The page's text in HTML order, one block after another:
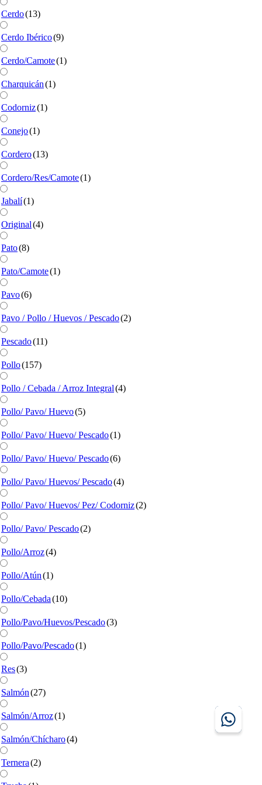
Cerdo(13)
Cerdo Ibérico(9)
Cerdo/Camote(1)
Charquicán(1)
Codorniz(1)
Conejo(1)
Cordero(13)
Cordero/Res/Camote(1)
Jabalí(1)
Original(4)
Pato(8)
Pato/Camote(1)
Pavo(6)
Pavo / Pollo / Huevos / Pescado(2)
Pescado(11)
Pollo(157)
Pollo / Cebada / Arroz Integral(4)
Pollo/ Pavo/ Huevo(5)
Pollo/ Pavo/ Huevo/ Pescado(1)
Pollo/ Pavo/ Huevo/ Pescado(6)
Pollo/ Pavo/ Huevos/ Pescado(4)
Pollo/ Pavo/ Huevos/ Pez/ Codorniz(2)
Pollo/ Pavo/ Pescado(2)
Pollo/Arroz(4)
Pollo/Atún(1)
Pollo/Cebada(10)
Pollo/Pavo/Huevos/Pescado(3)
Pollo/Pavo/Pescado(1)
Res(3)
Salmón(27)
Salmón/Arroz(1)
Salmón/Chícharo(4)
Ternera(2)